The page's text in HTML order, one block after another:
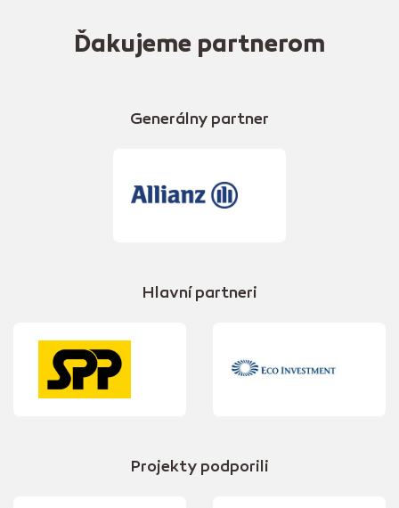
Ďakujeme partnerom
Generálny partner
Hlavní partneri
Projekty podporili